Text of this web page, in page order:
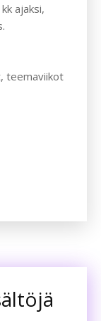
ajaksi,
teemaviikot